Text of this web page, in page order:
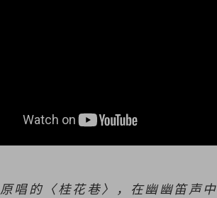
原唱的〈桂花巷〉，在幽幽笛声